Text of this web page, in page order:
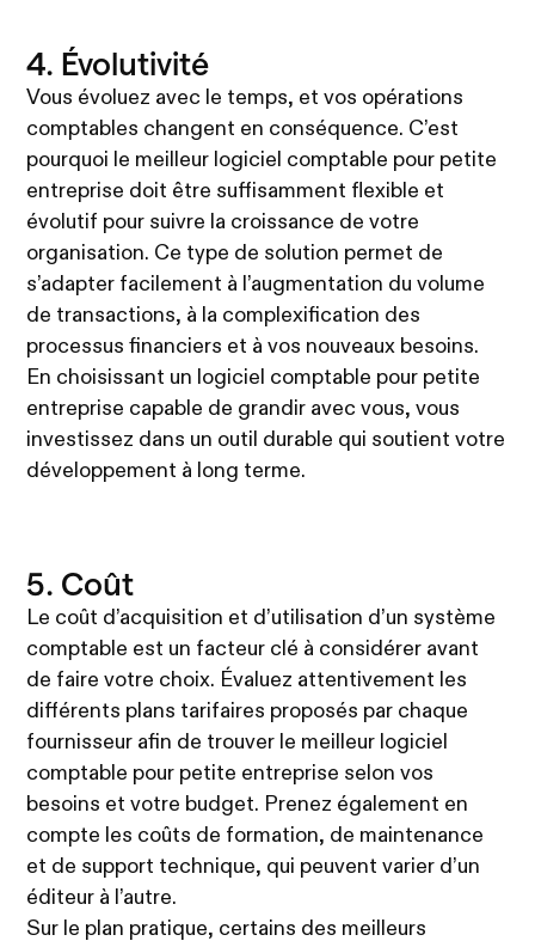
4. Évolutivité
Vous évoluez avec le temps, et vos opérations
comptables changent en conséquence. C’est
pourquoi le meilleur logiciel comptable pour petite
entreprise doit être suffisamment flexible et
évolutif pour suivre la croissance de votre
organisation. Ce type de solution permet de
s’adapter facilement à l’augmentation du volume
de transactions, à la complexification des
processus financiers et à vos nouveaux besoins.
En choisissant un logiciel comptable pour petite
entreprise capable de grandir avec vous, vous
investissez dans un outil durable qui soutient votre
développement à long terme.
5. Coût
Le coût d’acquisition et d’utilisation d’un système
comptable est un facteur clé à considérer avant
de faire votre choix. Évaluez attentivement les
différents plans tarifaires proposés par chaque
fournisseur afin de trouver le meilleur logiciel
comptable pour petite entreprise selon vos
besoins et votre budget. Prenez également en
compte les coûts de formation, de maintenance
et de support technique, qui peuvent varier d’un
éditeur à l’autre.
Sur le plan pratique, certains des meilleurs